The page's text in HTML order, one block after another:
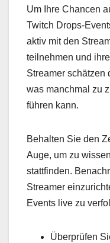
Um Ihre Chancen
Twitch Drops-
aktiv mit den
teilnehmen und
Streamer schätzen
was manchmal zu
führen kann.
Behalten Sie den
Auge, um zu
stattfinden.
Streamer
Events live zu
Überprüfen